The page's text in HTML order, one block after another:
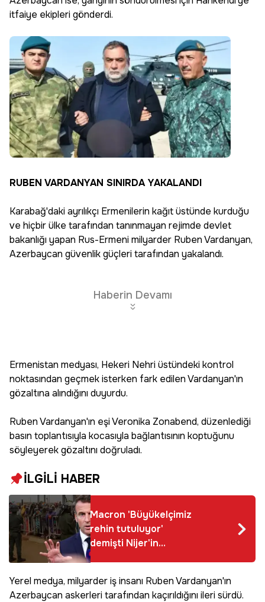
itfaiye ekipleri gönderdi.
RUBEN VARDANYAN SINIRDA YAKALANDI
Karabağ'daki ayrılıkçı Ermenilerin kağıt üstünde kurduğu
ve hiçbir ülke tarafından tanınmayan rejimde devlet
bakanlığı yapan Rus-Ermeni milyarder Ruben Vardanyan,
Azerbaycan güvenlik güçleri tarafından yakalandı.
Haberin Devamı
Ermenistan medyası, Hekeri Nehri üstündeki kontrol
noktasından geçmek isterken fark edilen Vardanyan'ın
gözaltına alındığını duyurdu.
Ruben Vardanyan'ın eşi Veronika Zonabend, düzenlediği
basın toplantısıyla kocasıyla bağlantısının koptuğunu
söyleyerek gözaltını doğruladı.
İLGİLİ HABER
Macron 'Büyükelçimiz
rehin tutuluyor'
demişti Nijer'in
kovduğu Fransız
ayrıldı
Yerel medya, milyarder iş insanı Ruben Vardanyan'ın
Azerbaycan askerleri tarafından kaçırıldığını ileri sürdü.